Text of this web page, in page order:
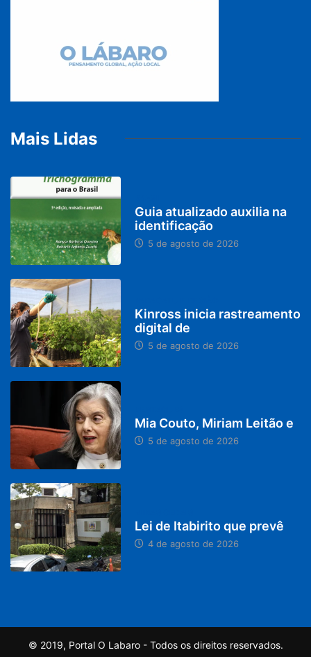
Mais Lidas
Guia atualizado auxilia na
identificação
5 de agosto de 2026
Kinross inicia rastreamento
digital de
5 de agosto de 2026
Mia Couto, Miriam Leitão e
5 de agosto de 2026
Lei de Itabirito que prevê
4 de agosto de 2026
© 2019, Portal O Labaro - Todos os direitos reservados.